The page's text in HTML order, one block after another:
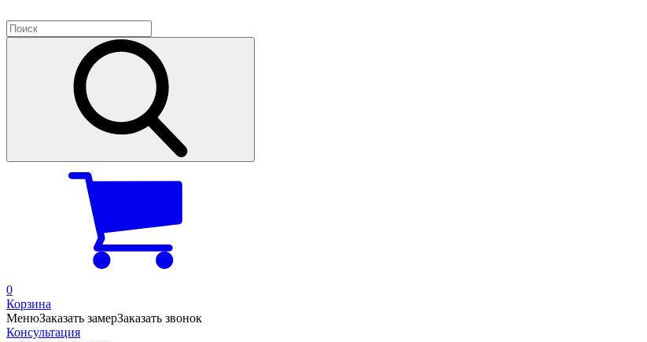
0
Корзина
МенюЗаказать замерЗаказать звонок
Консультация